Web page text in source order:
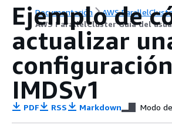
Documentación
AWS
AWS ParallelCluster Guía del
Ejemplo de
actualizar
IMDSv1
PDF RSS Markdown Modo